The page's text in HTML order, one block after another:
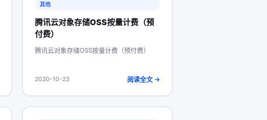
其他
腾讯云对象存储OSS按量计费（预
付费）
腾讯云对象存储OSS按量计费（预付费）
2020-10-23 阅读全文 →